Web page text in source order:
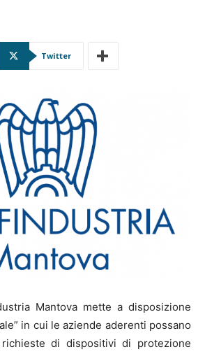
Twitter
Mantova mette a disposizione
in cui le aziende aderenti possano
di dispositivi di protezione